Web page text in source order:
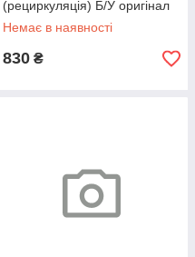
(рециркуляція) Б/У оригінал
Ford Focus 4 з 19-, Mondeo 5
с 14-,
Немає в наявності
830 ₴